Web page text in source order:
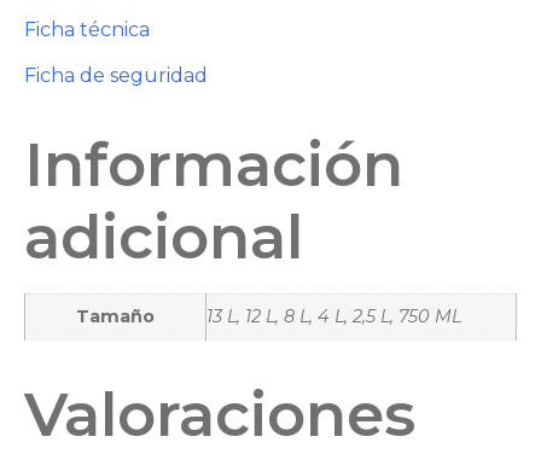
Ficha técnica
Ficha de seguridad
Información
adicional
Tamaño 13 L, 12 L, 8 L, 4 L, 2,5 L, 750 ML
Valoraciones